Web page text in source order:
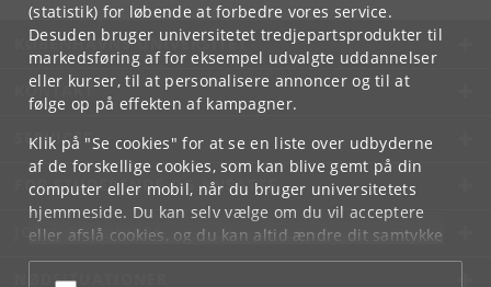
(statistik) for løbende at forbedre vores service.
Desuden bruger universitetet tredjepartsprodukter til
markedsføring af for eksempel udvalgte uddannelser
eller kurser, til at personalisere annoncer og til at
følge op på effekten af kampagner.
Klik på "Se cookies" for at se en liste over udbyderne
af de forskellige cookies, som kan blive gemt på din
computer eller mobil, når du bruger universitetets
hjemmeside. Du kan selv vælge om du vil acceptere
eller afslå cookies, og du kan altid ændre dit samtykke
underCookie- og privatlivspolitiksom du finder i
bunden af hver side.
KØBENHAVNS UNIVERSITET
KONTAKT
SERVICES
FOR STUDERENDE OG ANSATTE
JOB OG KARRIERE
NØDSITUATIONER